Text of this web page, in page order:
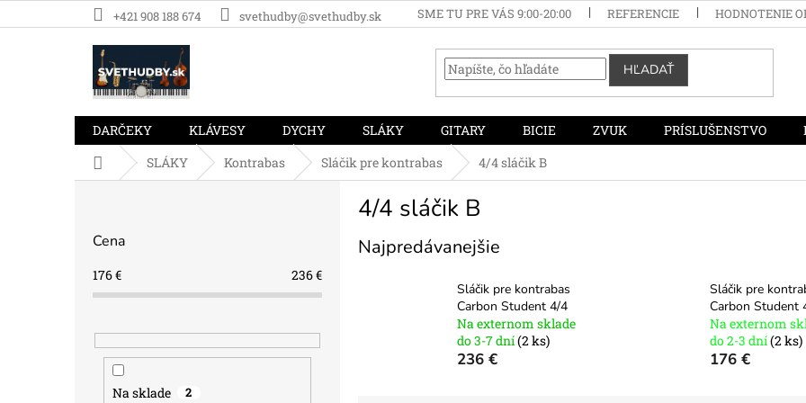
na
+421 908 188 674 svethudby@svethudby.sk SME TU PRE VÁS 9:00-20:00 REFERENCIE HODNOTENIE
HĽADAŤ
DARČEKY KLÁVESY DYCHY SLÁKY GITARY BICIE ZVUK PRÍSLUŠENSTVO
DomovSLÁKY Kontrabas Sláčik pre kontrabas 4/4 sláčik B
Cena
176€ 236€
Na sklade 2
4/4 sláčik B
Najpredávanejšie
Sláčik pre kontrabas
Carbon Student 4/4
Na externom sklade
do 3-7 dní(2 ks)
236 €
Sláčik pre
Carbon Student
Na externom
do 2-3 dní(2 ks)
176 €